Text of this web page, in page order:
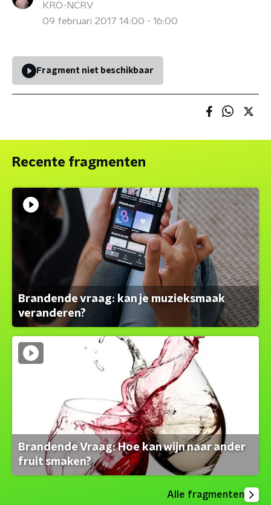
KRO-NCRV
09 februari 2017 14:00 - 16:00
Fragment niet beschikbaar
Recente fragmenten
Brandende vraag: kan je muzieksmaak
veranderen?
Brandende Vraag: Hoe kan wijn naar ander
fruit smaken?
Alle fragmenten